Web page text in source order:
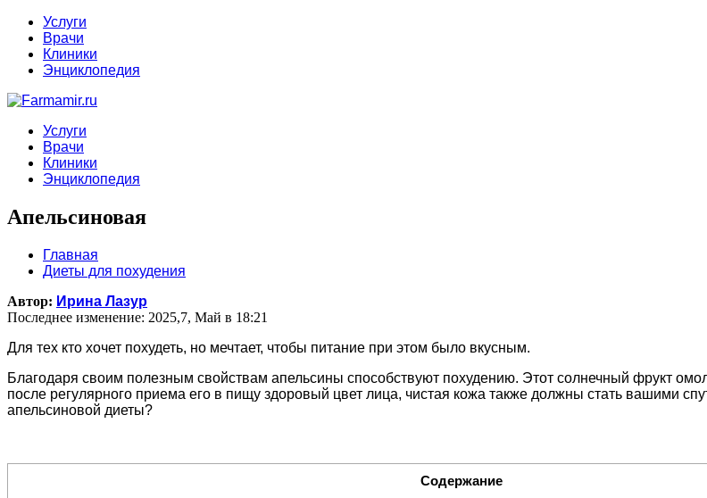
Услуги
Врачи
Клиники
Энциклопедия
Услуги
Врачи
Клиники
Энциклопедия
Апельсиновая
Главная
Диеты для похудения
Автор: Ирина Лазур
Последнее изменение: 2025,7, Май в 18:21
Для тех кто хочет похудеть, но мечтает, чтобы питание при этом было вкусным.
Благодаря своим полезным свойствам апельсины способствуют похудению. Этот солнечный фрукт
после регулярного приема его в пищу здоровый цвет лица, чистая кожа также должны стать вашими
апельсиновой диеты?
Содержание